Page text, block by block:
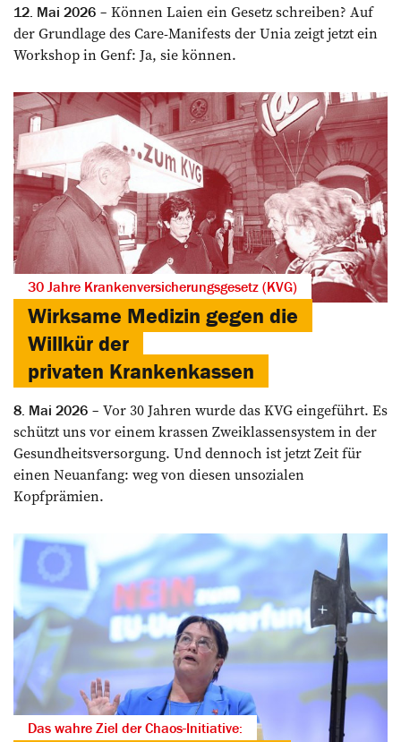
12. Mai 2026
Können Laien ein Gesetz schreiben? Auf
der Grundlage des Care-Manifests der Unia zeigt jetzt ein
Workshop in Genf: Ja, sie können.
30 Jahre Krankenversicherungsgesetz (KVG)
Wirksame Medizin gegen die
Willkür der
privaten Krankenkassen
8. Mai 2026
Vor 30 Jahren wurde das KVG eingeführt. Es
schützt uns vor einem krassen Zweiklassensystem in der
Gesundheitsversorgung. Und dennoch ist jetzt Zeit für
einen Neuanfang: weg von diesen unsozialen
Kopfprämien.
Das wahre Ziel der Chaos-Initiative: